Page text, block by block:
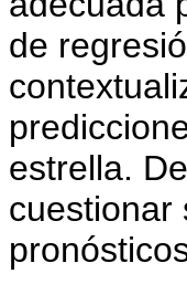
de
estrella.
cuestionar